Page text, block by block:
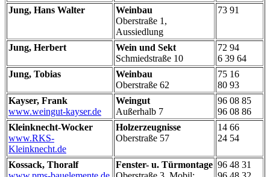
Jung, Hans Walter
Weinbau
Oberstraße 1,
Aussiedlung
73 91
Jung, Herbert
Wein und Sekt
Schmiedstraße 10
72 94
6 39 64
Jung, Tobias
Weinbau
Oberstraße 62
75 16
80 93
Kayser, Frank
www.weingut-kayser.de
Weingut
Außerhalb 7
96 08 85
96 08 86
Kleinknecht-Wocker
www.RKS-
Kleinknecht.de
Holzerzeugnisse
Oberstraße 57
14 66
24 54
Kossack, Thoralf
Fenster- u. Türmontage 96 48 31